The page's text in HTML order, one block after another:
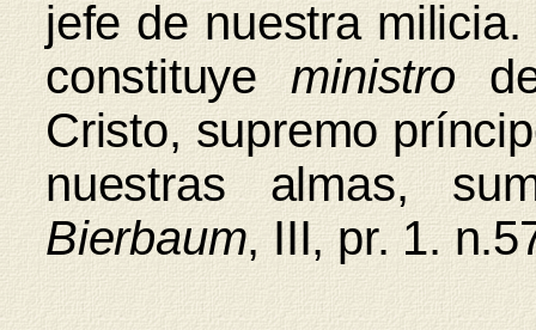
jefe de nuestra
constituyeministrode
Cristo, supremo
nuestras almas,
Bierbaum, III, pr. 1.